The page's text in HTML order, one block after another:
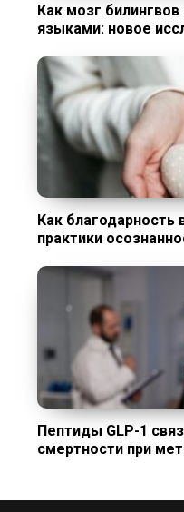
Как мозг
языками: новое
Как благодарность
практики
Пептиды GLP-1
смертности при